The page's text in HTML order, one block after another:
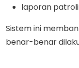
laporan
Sistem ini
benar-benar